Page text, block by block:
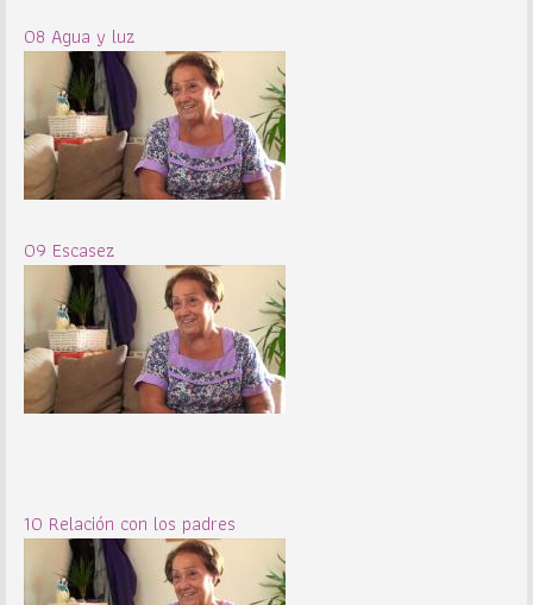
08 Agua y luz
09 Escasez
10 Relación con los padres